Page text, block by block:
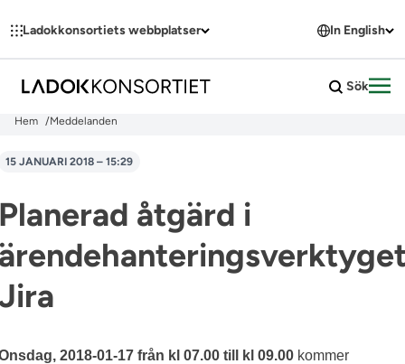
Ladokkonsortiets webbplatser In English
Sök
Hem Meddelanden
15 JANUARI 2018 – 15:29
åtgärd i
2018-01-17 från kl 07.00 till kl 09.00 kommer